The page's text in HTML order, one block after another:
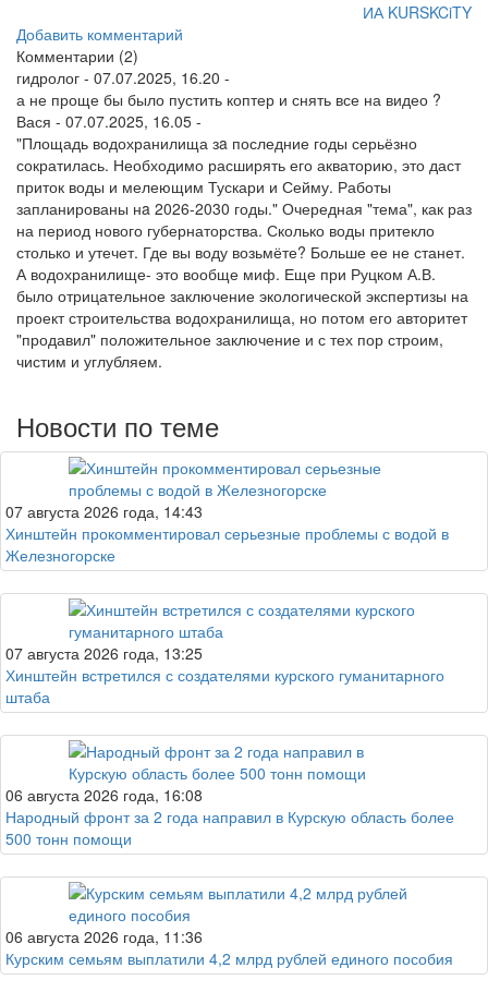
ИА KURSKCiTY
Добавить комментарий
Комментарии (2)
гидролог - 07.07.2025, 16.20 -
а не проще бы было пустить коптер и снять все на видео ?
Вася - 07.07.2025, 16.05 -
"Площадь водохранилища зa последние годы серьёзно
сократилась. Необходимо расширять его акваторию, это даст
приток воды и мелеющим Тускари и Сейму. Работы
запланированы нa 2026-2030 годы." Очередная "тема", как раз
на период нового губернаторства. Сколько воды притекло
столько и утечет. Где вы воду возьмёте? Больше ее не станет.
А водохранилище- это вообще миф. Еще при Руцком А.В.
было отрицательное заключение экологической экспертизы на
проект строительства водохранилища, но потом его авторитет
"продавил" положительное заключение и с тех пор строим,
чистим и углубляем.
Новости по теме
07 августа 2026 года, 14:43
Хинштейн прокомментировал серьезные проблемы с водой в
Железногорске
07 августа 2026 года, 13:25
Хинштейн встретился с создателями курского гуманитарного
штаба
06 августа 2026 года, 16:08
Народный фронт за 2 года направил в Курскую область более
500 тонн помощи
06 августа 2026 года, 11:36
Курским семьям выплатили 4,2 млрд рублей единого пособия